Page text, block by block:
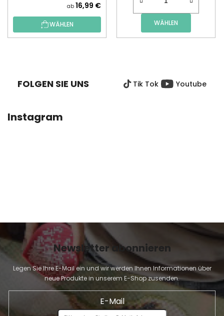
ab 16,99 €
WÄHLEN WÄHLEN
FOLGEN SIE UNS Tik Tok Youtube
Instagram
Newsletter abonnieren
Legen Sie Ihre E-Mail ein und wir werden Ihnen Informationen über
neue Produkte in unserem E-Shop zusenden.
E-Mail